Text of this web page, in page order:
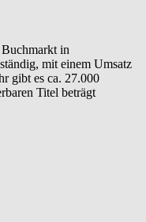
in
mit einem Umsatz
gibt es ca. 27.000
Titel beträgt